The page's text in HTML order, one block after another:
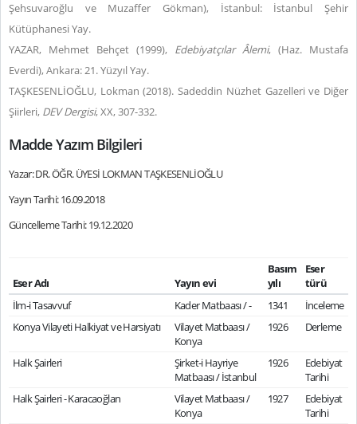
Şehsuvaroğlu ve Muzaffer Gökman), İstanbul: İstanbul Şehir
Kütüphanesi Yay.
YAZAR, Mehmet Behçet (1999), Edebiyatçılar Âlemi, (Haz. Mustafa
Everdi), Ankara: 21. Yüzyıl Yay.
TAŞKESENLİOĞLU, Lokman (2018). Sadeddin Nüzhet Gazelleri ve Diğer
Şiirleri, DEV Dergisi, XX, 307-332.
Madde Yazım Bilgileri
Yazar: DR. ÖĞR. ÜYESİ LOKMAN TAŞKESENLİOĞLU
Yayın Tarihi: 16.09.2018
Güncelleme Tarihi: 19.12.2020
Eser Adı Yayın evi
Basım
yılı
Eser
türü
İlm-i Tasavvuf
Kader Matbaası / - 1341
İnceleme
Konya Vilayeti Halkiyat ve Harsiyatı
Vilayet Matbaası /
Konya
1926 Derleme
Halk Şairleri
Şirket-i Hayriye
Matbaası / İstanbul
1926
Edebiyat
Tarihi
Halk Şairleri - Karacaoğlan
Vilayet Matbaası /
Konya
1927
Edebiyat
Tarihi